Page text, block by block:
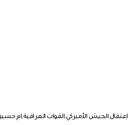
اعتقال الجيش الأميركي القوات العراقية ام